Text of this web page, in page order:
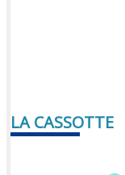
LA CASSOTTE